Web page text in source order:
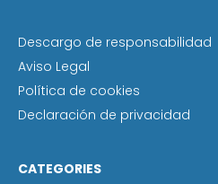
Descargo de responsabilidad
Aviso Legal
Política de cookies
Declaración de privacidad
CATEGORIES